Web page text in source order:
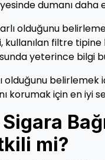
dumanı daha
olduğunu
kullanılan filtre
yeterince bilgi
olduğunu
korumak için en iyi
mi?